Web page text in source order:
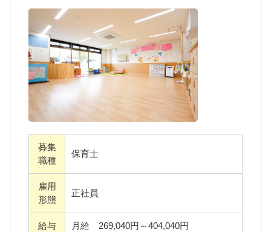
株式会社ディーケーエルが運営する「ドルフ
ィンキッズ保育園」。2018年4月から認可保育
園となりました。家庭的な雰囲気の中、一人
ひとりの成長を見守りながら、のびのびとし
た保育を行っています。
当園では、「働きやすさ」を第一に考えた職
場づくりを大切にしています。
保育は一人で抱え込む仕事ではありません。
る、あたたかく風通しの良い環境を整えてい
ます。
・書類作成に行き詰ったとき
募集
職種
保育士
雇用
形態
正社員
給与 月給 269,040円～404,040円